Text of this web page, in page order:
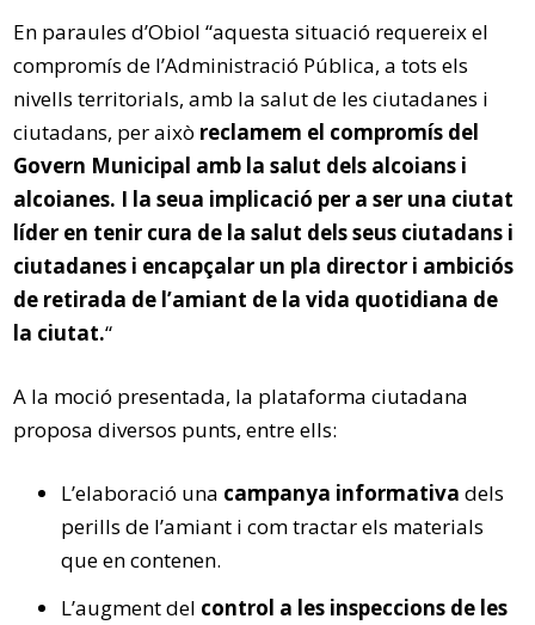
En paraules d’Obiol “aquesta situació requereix el
compromís de l’Administració Pública, a tots els
nivells territorials, amb la salut de les ciutadanes i
ciutadans, per això reclamem el compromís del
Govern Municipal amb la salut dels alcoians i
alcoianes. I la seua implicació per a ser una ciutat
líder en tenir cura de la salut dels seus ciutadans i
ciutadanes i encapçalar un pla director i ambiciós
de retirada de l’amiant de la vida quotidiana de
la ciutat.“
A la moció presentada, la plataforma ciutadana
proposa diversos punts, entre ells:
L’elaboració una campanya informativa dels
perills de l’amiant i com tractar els materials
que en contenen.
L’augment del control a les inspeccions de les